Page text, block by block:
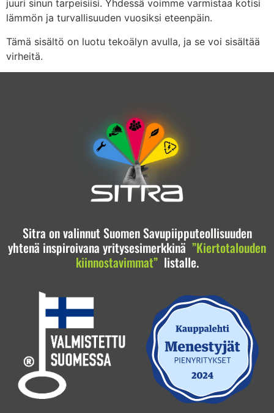
juuri sinun tarpeisiisi. Yhdessä voimme varmistaa kotisi
lämmön ja turvallisuuden vuosiksi eteenpäin.
Tämä sisältö on luotu tekoälyn avulla, ja se voi sisältää
virheitä.
Sitra on valinnut Suomen Savupiipputeollisuuden
yhtenä inspiroivana yritysesimerkkinä ”Kiertotalouden
kiinnostavimmat”listalle.